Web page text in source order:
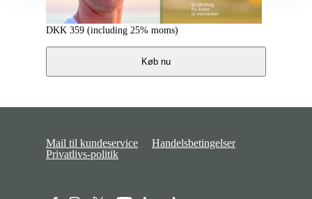
DKK 359 (including 25% moms)
Køb nu
Mail til kundeservice
Handelsbetingelser
Privatlivs-politik